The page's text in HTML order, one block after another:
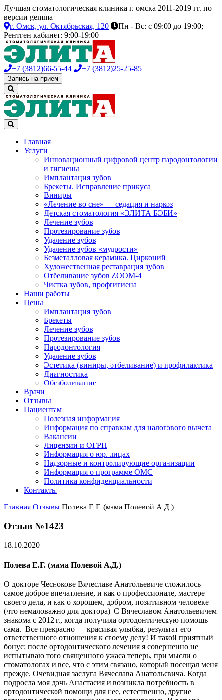
Лучшая стоматологическая клиника г. омска 2011-2019 гг. по
версии gemma
г. Омск, ул. Октябрьская, 120
Пн - Вс: с 09:00 до 19:00;
Рентген кабинет: 9:00-19:00
+7 (3812)66-55-44 +7 (3812)25-25-85
Запись на прием
Главная
Услуги
Инновационный цифровой центр пародонтологии
и гигиены
Имплантация зубов
Брекеты. Исправление прикуса
Виниры
«Лечение во сне» — седация и наркоз
Детская стоматология «ЭЛИТА БЭБИ»
Лечение зубов
Протезирование зубов
Удаление зубов
Удаление зубов «мудрости»
Безметалловая керамика. Цирконий
Художественная реставрация зубов
Отбеливание зубов ZOOM-4
Чистка зубов, профгигиена
Наши работы
Цены
Имплантация зубов
Брекеты
Лечение зубов
Протезирование зубов
Пародонтология
Удаление зубов
Эстетика (виниры, отбеливание) и профилактика
Диагностика
Обезболивание
Врачи
Отзывы
Пациентам
Полезная информация
Информация по справкам для налогового вычета
Вакансии
Лицензии и ОГРН
Информация о юр. лицах
Надзорные и контролирующие организации
Информация о программе ОМС
Политика конфиденциальности
Контакты
Главная Отзывы Полева Е.Г. (мама Полевой А.Д.)
Отзыв №1423
18.10.2020
Полева Е.Г. (мама Полевой А.Д.)
О докторе Чеснокове Вячеславе Анатольевиче сложилось
самое доброе впечатление, и как о профессионале, мастере
своего дела, и как о хорошем, добром, позитивном человеке
(что немаловажно для доктора). С Вячеславом Анатольевичем
знакома с 2012 г., когда получила ортодонтическую помощь
сама. Все прекрасно — красивая улыбка, результат его
ответственного отношения к своему делу! И такой приятный
бонус: после ортодонтического лечения я совершенно не
испытываю того священного ужаса теперь, при мысли о
стоматологах и все, что с этим связано, который посещал меня
прежде. Очевидная заслуга Вячеслава Анатольевича. Когда
подросла моя дочь Анастасия и возникла потребность в
ортодонтической помощи для нее, естественно, другие